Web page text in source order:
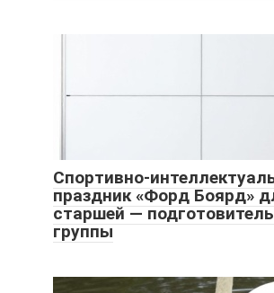
Спортивно-
праздник «Форд Боярд»
старшей —
группы